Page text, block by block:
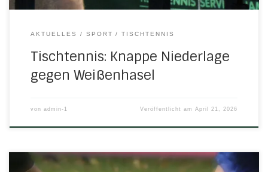
AKTUELLES SPORT TISCHTENNIS
Tischtennis: Knappe Niederlage
gegen Weißenhasel
von admin-1 Veröffentlicht amApril 21, 2026